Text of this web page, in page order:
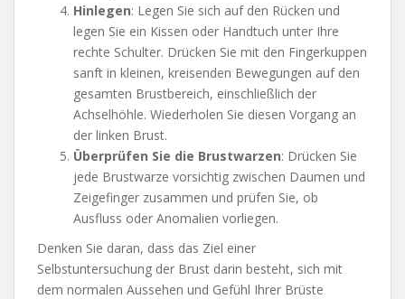
Hinlegen: Legen Sie sich auf den Rücken und
legen Sie ein Kissen oder Handtuch unter Ihre
rechte Schulter. Drücken Sie mit den Fingerkuppen
sanft in kleinen, kreisenden Bewegungen auf den
gesamten Brustbereich, einschließlich der
Achselhöhle. Wiederholen Sie diesen Vorgang an
der linken Brust.
Überprüfen Sie die Brustwarzen: Drücken Sie
jede Brustwarze vorsichtig zwischen Daumen und
Zeigefinger zusammen und prüfen Sie, ob
Ausfluss oder Anomalien vorliegen.
Denken Sie daran, dass das Ziel einer
Selbstuntersuchung der Brust darin besteht, sich mit
dem normalen Aussehen und Gefühl Ihrer Brüste